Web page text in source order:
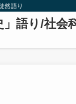
然語り
」語り/社会